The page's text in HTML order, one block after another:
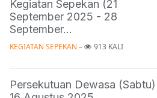
Kegiatan Sepekan (21
September 2025 - 28
September...
KEGIATAN SEPEKAN – 913 KALI
Persekutuan Dewasa (Sabtu) |